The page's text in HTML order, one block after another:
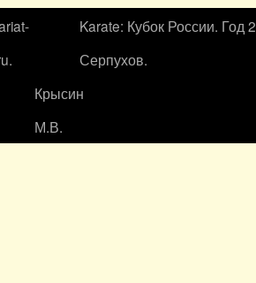
Karate: Кубок России. Год
Серпухов.
Крысин
М.В.